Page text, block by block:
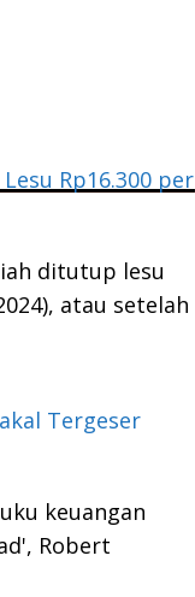
Rp16.300 per
ditutup lesu
atau setelah
Tergeser
keuangan
Robert